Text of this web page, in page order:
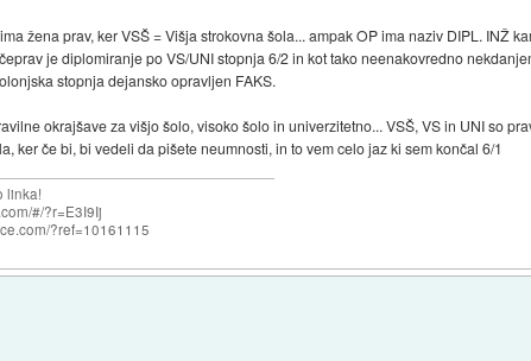
žena prav, ker VSŠ = Višja strokovna šola... ampak OP ima naziv DIPL. INŽ
je diplomiranje po VS/UNI stopnja 6/2 in kot tako neenakovredno
stopnja dejansko opravljen FAKS.
okrajšave za višjo šolo, visoko šolo in univerzitetno... VSŠ, VS in UNI so
ker če bi, bi vedeli da pišete neumnosti, in to vem celo jaz ki sem končal 6/1
linka!
#/?r=E3I9Ij
?ref=10161115